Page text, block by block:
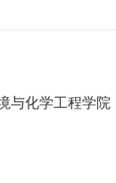
与化学工程学院